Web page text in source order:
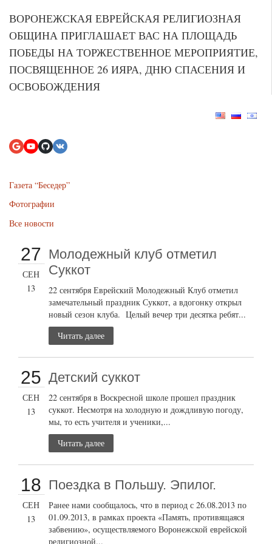
ВОРОНЕЖСКАЯ ЕВРЕЙСКАЯ РЕЛИГИОЗНАЯ
ОБЩИНА ПРИГЛАШАЕТ ВАС НА ПЛОЩАДЬ
ПОБЕДЫ НА ТОРЖЕСТВЕННОЕ МЕРОПРИЯТИЕ,
ПОСВЯЩЕННОЕ 26 ИЯРА, ДНЮ СПАСЕНИЯ И
ОСВОБОЖДЕНИЯ
Газета “Беседер”
Фотографии
Все новости
27
СЕН
13
Молодежный клуб отметил
Суккот
22 сентября Еврейский Молодежный Клуб отметил
замечательный праздник Суккот, а вдогонку открыл
новый сезон клуба. Целый вечер три десятка ребят...
Читать далее
25
СЕН
13
Детский суккот
22 сентября в Воскресной школе прошел праздник
суккот. Несмотря на холодную и дождливую погоду,
мы, то есть учителя и ученики,...
Читать далее
18
СЕН
13
Поездка в Польшу. Эпилог.
Ранее нами сообщалось, что в период с 26.08.2013 по
01.09.2013, в рамках проекта «Память, противящаяся
забвению», осуществляемого Воронежской еврейской
религиозной...